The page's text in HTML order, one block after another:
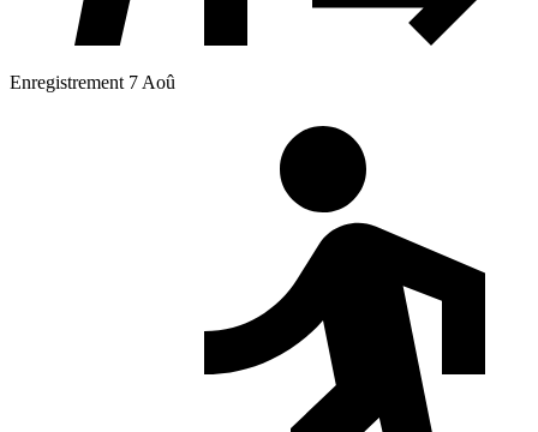
Enregistrement 7 Aoû